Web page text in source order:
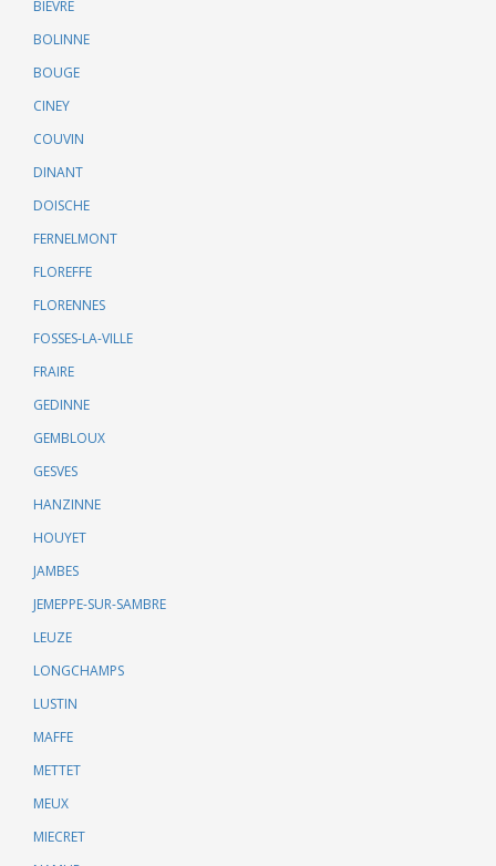
BIEVRE
BOLINNE
BOUGE
CINEY
COUVIN
DINANT
DOISCHE
FERNELMONT
FLOREFFE
FLORENNES
FOSSES-LA-VILLE
FRAIRE
GEDINNE
GEMBLOUX
GESVES
HANZINNE
HOUYET
JAMBES
JEMEPPE-SUR-SAMBRE
LEUZE
LONGCHAMPS
LUSTIN
MAFFE
METTET
MEUX
MIECRET